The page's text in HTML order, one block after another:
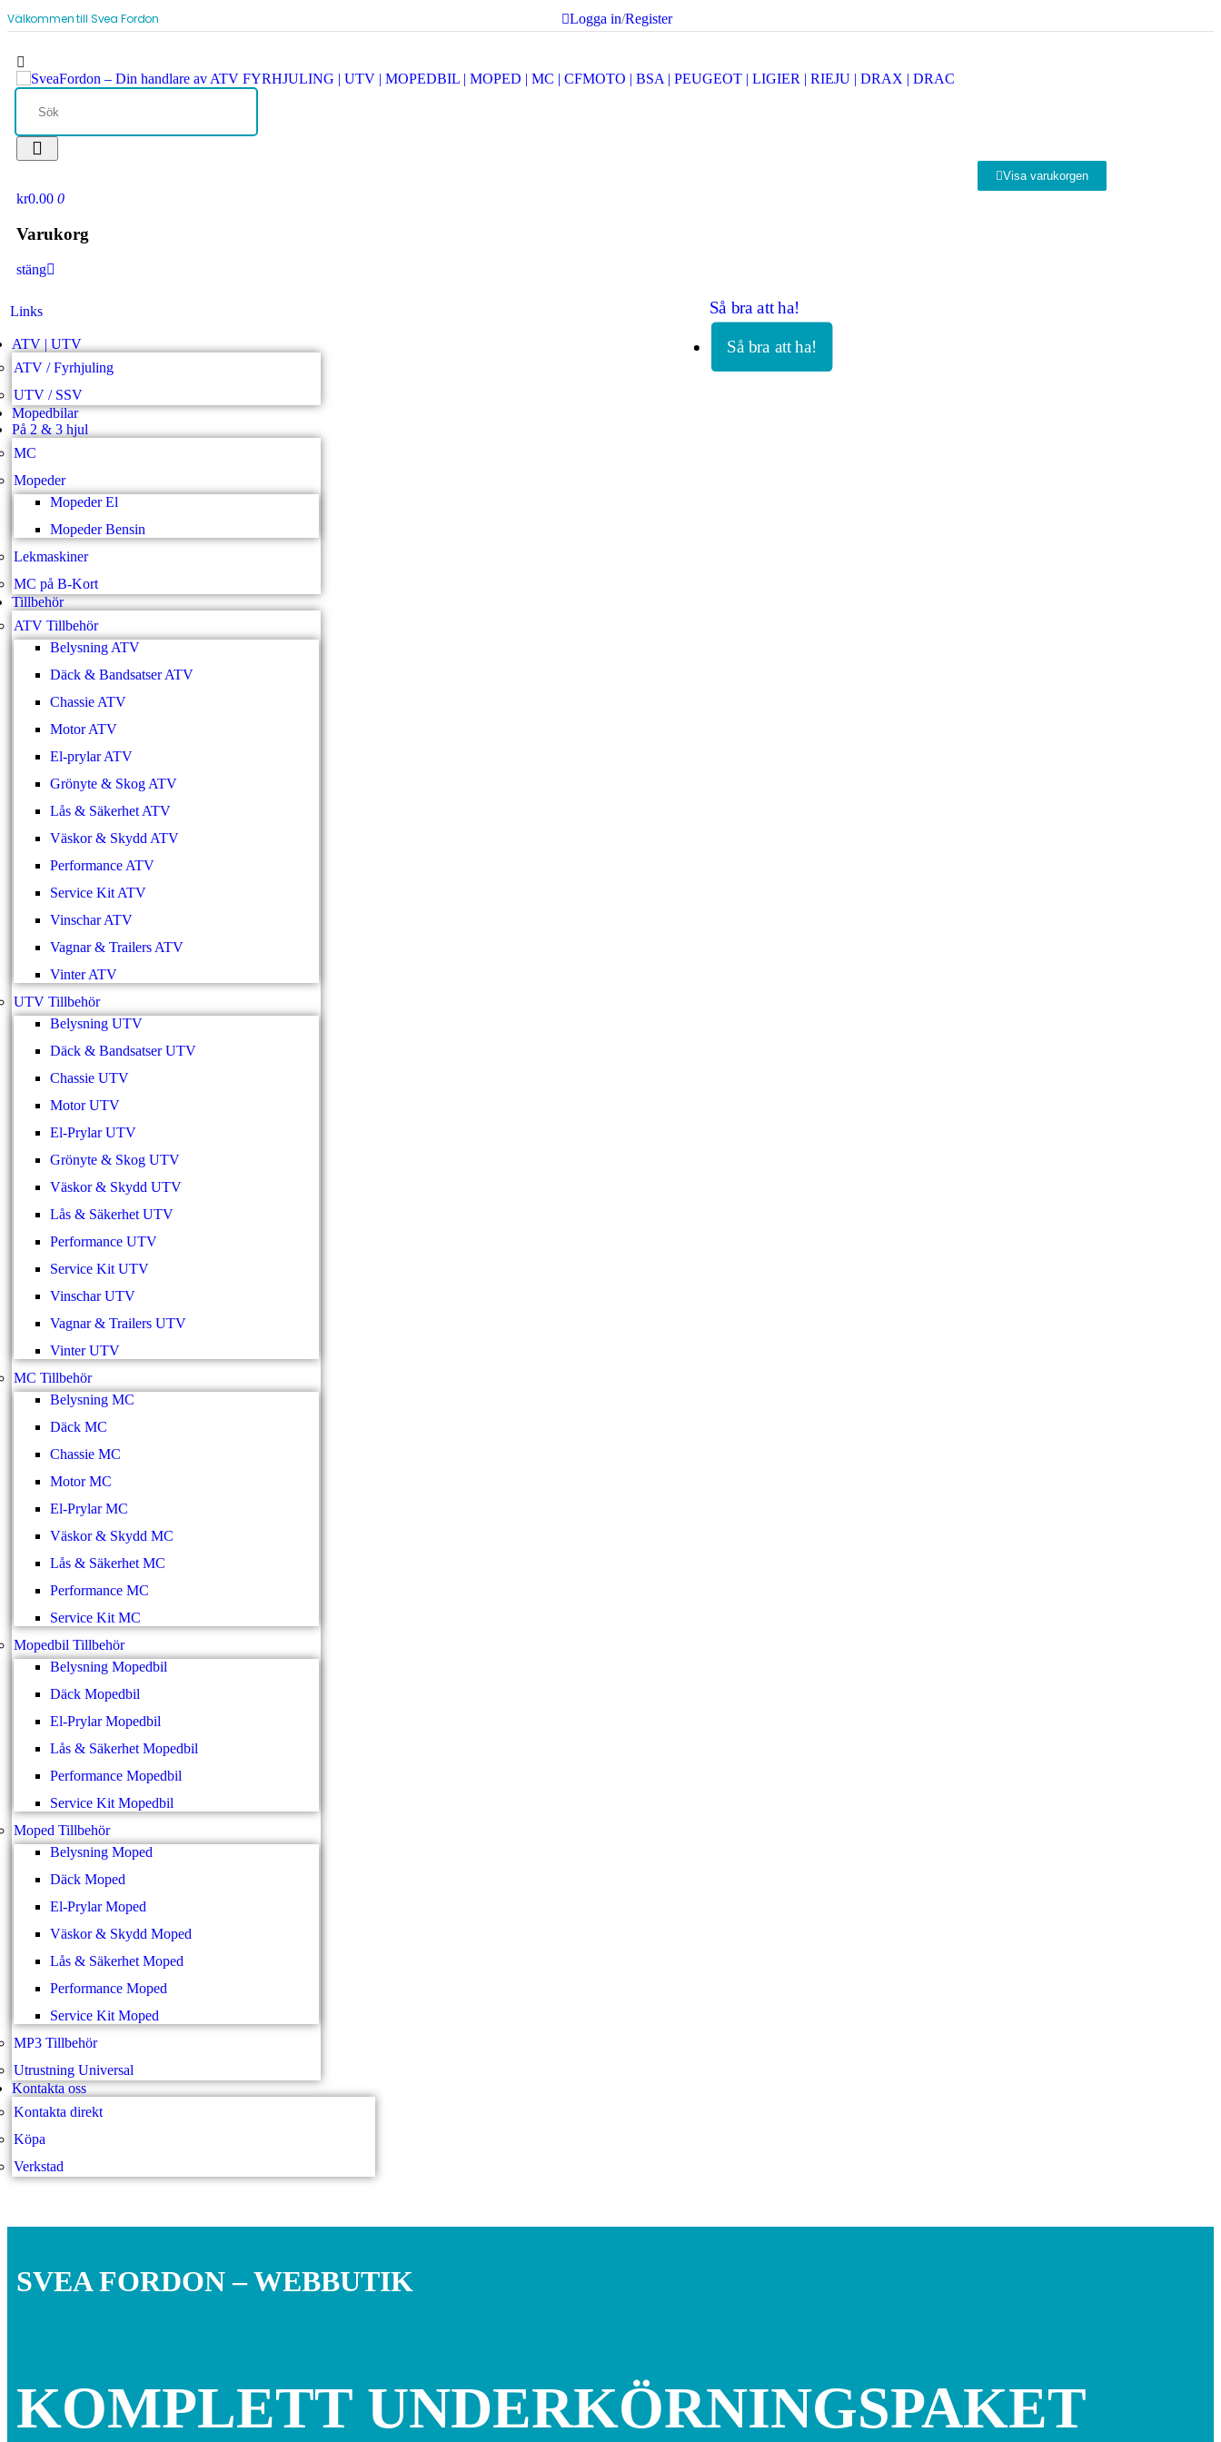
Välkommen till Svea Fordon Logga in/Register
Visa varukorgen
kr0.00 0
Varukorg
stäng
Links
ATV | UTV
ATV / Fyrhjuling
UTV / SSV
Mopedbilar
På 2 & 3 hjul
MC
Mopeder
Mopeder El
Mopeder Bensin
Lekmaskiner
MC på B-Kort
Tillbehör
ATV Tillbehör
Belysning ATV
Däck & Bandsatser ATV
Chassie ATV
Motor ATV
El-prylar ATV
Grönyte & Skog ATV
Lås & Säkerhet ATV
Väskor & Skydd ATV
Performance ATV
Service Kit ATV
Vinschar ATV
Vagnar & Trailers ATV
Vinter ATV
UTV Tillbehör
Belysning UTV
Däck & Bandsatser UTV
Chassie UTV
Motor UTV
El-Prylar UTV
Grönyte & Skog UTV
Väskor & Skydd UTV
Lås & Säkerhet UTV
Performance UTV
Service Kit UTV
Vinschar UTV
Vagnar & Trailers UTV
Vinter UTV
MC Tillbehör
Belysning MC
Däck MC
Chassie MC
Motor MC
El-Prylar MC
Väskor & Skydd MC
Lås & Säkerhet MC
Performance MC
Service Kit MC
Mopedbil Tillbehör
Belysning Mopedbil
Däck Mopedbil
El-Prylar Mopedbil
Lås & Säkerhet Mopedbil
Performance Mopedbil
Service Kit Mopedbil
Moped Tillbehör
Belysning Moped
Däck Moped
El-Prylar Moped
Väskor & Skydd Moped
Lås & Säkerhet Moped
Performance Moped
Service Kit Moped
MP3 Tillbehör
Utrustning Universal
Kontakta oss
Kontakta direkt
Köpa
Verkstad
Så bra att ha!
Så bra att ha!
SVEA FORDON – WEBBUTIK
KOMPLETT UNDERKÖRNINGSPAKET